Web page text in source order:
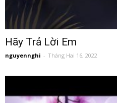
Hãy Trả Lời Em
nguyennghi - Tháng Hai 16, 2022